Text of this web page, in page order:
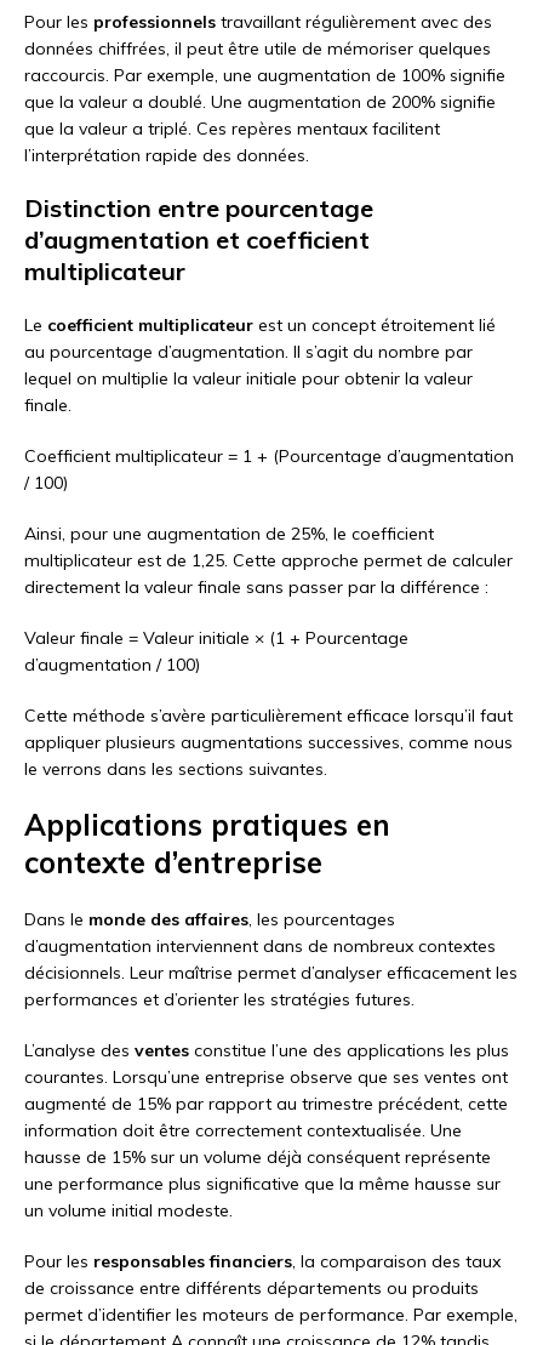
Pour les professionnels travaillant régulièrement avec des
données chiffrées, il peut être utile de mémoriser quelques
raccourcis. Par exemple, une augmentation de 100% signifie
que la valeur a doublé. Une augmentation de 200% signifie
que la valeur a triplé. Ces repères mentaux facilitent
l’interprétation rapide des données.
Distinction entre pourcentage
d’augmentation et coefficient
multiplicateur
Le coefficient multiplicateur est un concept étroitement lié
au pourcentage d’augmentation. Il s’agit du nombre par
lequel on multiplie la valeur initiale pour obtenir la valeur
finale.
Coefficient multiplicateur = 1 + (Pourcentage d’augmentation
/ 100)
Ainsi, pour une augmentation de 25%, le coefficient
multiplicateur est de 1,25. Cette approche permet de calculer
directement la valeur finale sans passer par la différence :
Valeur finale = Valeur initiale × (1 + Pourcentage
d’augmentation / 100)
Cette méthode s’avère particulièrement efficace lorsqu’il faut
appliquer plusieurs augmentations successives, comme nous
le verrons dans les sections suivantes.
Applications pratiques en
contexte d’entreprise
Dans le monde des affaires, les pourcentages
d’augmentation interviennent dans de nombreux contextes
décisionnels. Leur maîtrise permet d’analyser efficacement les
performances et d’orienter les stratégies futures.
L’analyse des ventes constitue l’une des applications les plus
courantes. Lorsqu’une entreprise observe que ses ventes ont
augmenté de 15% par rapport au trimestre précédent, cette
information doit être correctement contextualisée. Une
hausse de 15% sur un volume déjà conséquent représente
une performance plus significative que la même hausse sur
un volume initial modeste.
Pour les responsables financiers, la comparaison des taux
de croissance entre différents départements ou produits
permet d’identifier les moteurs de performance. Par exemple,